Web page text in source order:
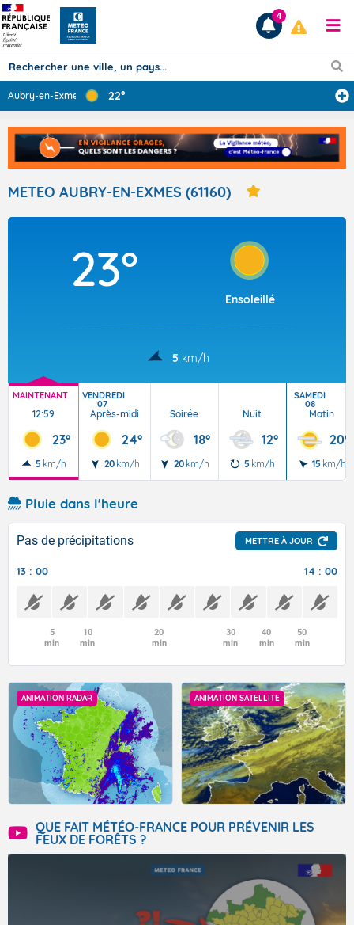
Prévisions
TOUS LES RÉSULTATS
Articles
4
Aubry-en-Exmes 22°
METEO AUBRY-EN-EXMES (61160)
23°
Ensoleillé
5 km/h
MAINTENANT
12:59
23°
5 km/h
VENDREDI
07
Après-midi
24°
20 km/h
Soirée
18°
20 km/h
Nuit
12°
5 km/h
SAMEDI
08
Matin
20°
15 km/h
Pluie dans l'heure
Pas de précipitations METTRE À JOUR
13 : 00 14 : 00
5
min
10
min
20
min
30
min
40
min
50
min
ANIMATION RADAR ANIMATION SATELLITE
QUE FAIT MÉTÉO-FRANCE POUR PRÉVENIR LES
FEUX DE FORÊTS ?